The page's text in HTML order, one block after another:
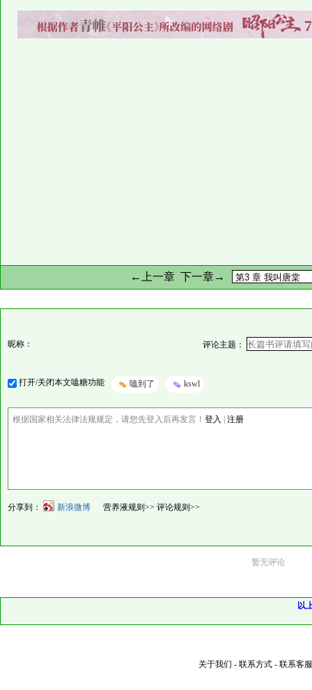
←上一章 下一章→
昵称： 评论主题：
打开/关闭本文嗑糖功能 嗑到了 kswl
根据国家相关法律法规规定，请您先登入后再发言！ 登入 注册
分享到： 新浪微博 营养液规则>> 评论规则>>
暂无评论
以
关于我们 - 联系方式 - 联系客服